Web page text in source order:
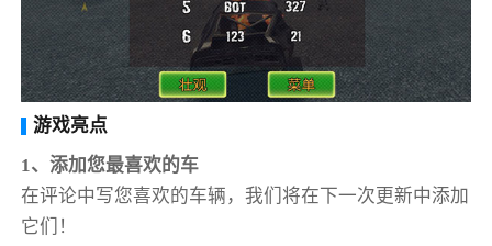
游戏亮点
1、添加您最喜欢的车
在评论中写您喜欢的车辆，我们将在下一次更新中添加
它们！